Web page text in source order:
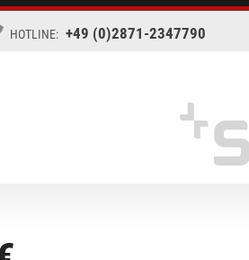
HOTLINE: +49 (0)2871-2347790